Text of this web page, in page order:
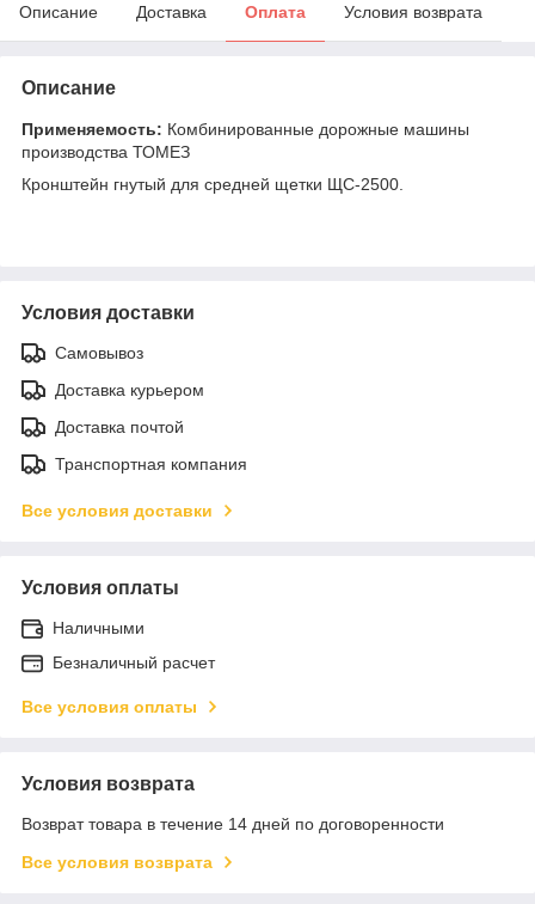
Описание Доставка Оплата Условия возврата
Описание
Применяемость: Комбинированные дорожные машины
производства ТОМЕЗ
Кронштейн гнутый для средней щетки ЩС-2500.
Условия доставки
Самовывоз
Доставка курьером
Доставка почтой
Транспортная компания
Все условия доставки
Условия оплаты
Наличными
Безналичный расчет
Все условия оплаты
Условия возврата
Возврат товара в течение 14 дней по договоренности
Все условия возврата